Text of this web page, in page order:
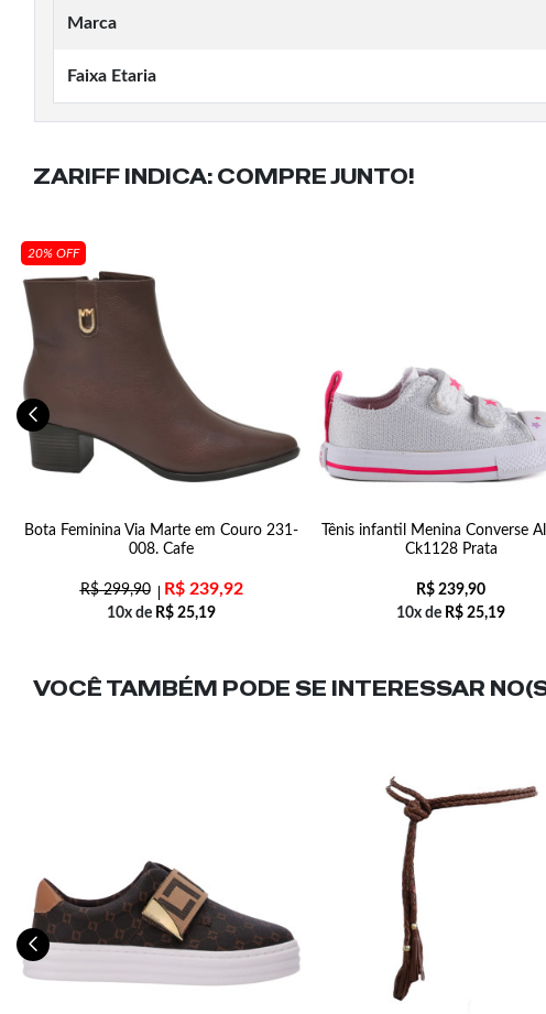
Marca
Faixa Etaria
ZARIFF INDICA: COMPRE JUNTO!
20% OFF
Bota Feminina Via Marte em Couro 231-
008. Cafe
R$299,90 R$239,92
10x de R$ 25,19
Tênis infantil Menina Converse
Ck1128 Prata
R$ 239,90
10x de R$ 25,19
VOCÊ TAMBÉM PODE SE INTERESSAR